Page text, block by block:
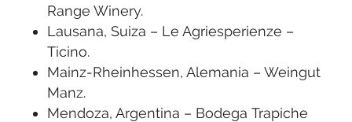
Range Winery.
Lausana, Suiza – Le Agriesperienze –
Ticino.
Mainz-Rheinhessen, Alemania – Weingut
Manz.
Mendoza, Argentina – Bodega Trapiche